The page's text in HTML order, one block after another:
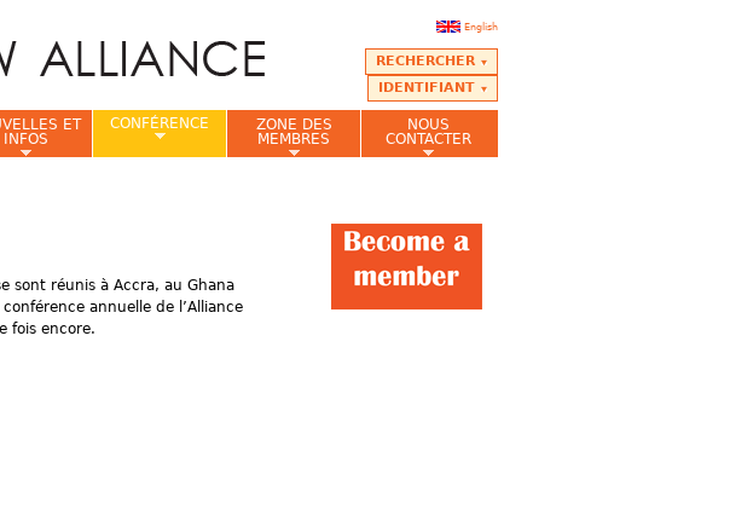
English
RECHERCHER
IDENTIFIANT
sont réunis à Accra, au Ghana
annuelle de l’Alliance
fois encore.
ET
INFOS
CONFÉRENCE
ZONE DES
MEMBRES
NOUS
CONTACTER